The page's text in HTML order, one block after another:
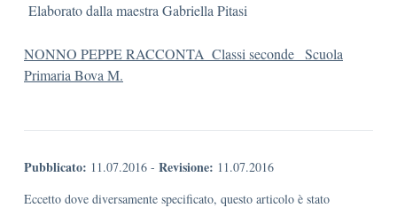
Elaborato dalla maestra Gabriella Pitasi
NONNO PEPPE RACCONTA_Classi seconde_ Scuola
Primaria Bova M.
Pubblicato: 11.07.2016 - Revisione: 11.07.2016
Eccetto dove diversamente specificato, questo articolo è stato